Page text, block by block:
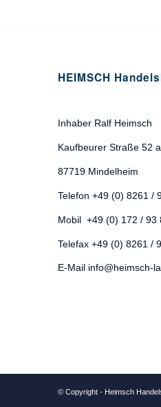
HEIMSCH
Inhaber Ralf Heimsch
Kaufbeurer Straße 52 a
87719 Mindelheim
Telefon +49 (0) 8261 /
Mobil +49 (0) 172 / 93
Telefax +49 (0) 8261 /
E-Mail info@heimsch-
© Copyright - Heimsch